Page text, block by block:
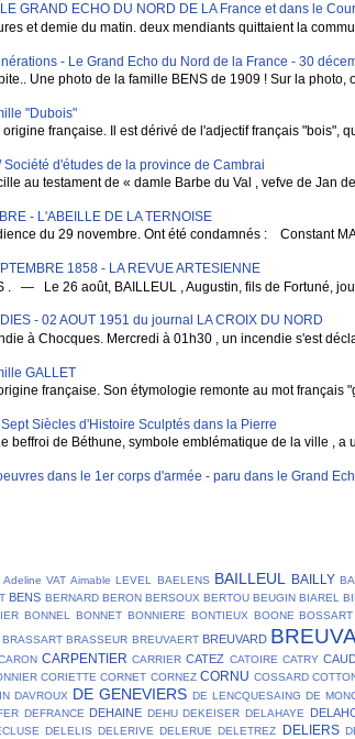
GRAND ECHO DU NORD DE LA France et dans le
et demie du matin. deux mendiants quittaient la
- Le Grand Echo du Nord de la France - 30
Une photo de la famille BENS de 1909 ! Sur la photo,
"Dubois"
française. Il est dérivé de l'adjectif français "bois",
d'études de la province de Cambrai
au testament de « damle Barbe du Val , vefve de Jan
- L'ABEILLE DE LA TERNOISE
du 29 novembre. Ont été condamnés : Constant
1858 - LA REVUE ARTESIENNE
— Le 26 août, BAILLEUL , Augustin, fils de Fortuné,
- 02 AOUT 1951 du journal LA CROIX DU NORD
à Chocques. Mercredi à 01h30 , un incendie s'est
GALLET
française. Son étymologie remonte au mot français
Siècles d'Histoire Sculptés dans la Pierre
de Béthune, symbole emblématique de la ville , a
dans le 1er corps d'armée - paru dans le Grand
Adeline VAT Aimable LEVEL BAELENS BAILLEUL BAILLY
BENS BERNARD BERON BERSOUX BERTOU BEUGIN BIAREL
BONNEL BONNET BONNIERE BONTIEUX BOONE BOSSART
BRASSART BRASSEUR BREUVAERT BREUVARD
CARPENTIER CARRIER CATEZ CATOIRE CATRY
CORIETTE CORNET CORNEZ CORNU COSSARD
DAVROUX DE GENEVIERS DE LENCQUESAING DE
DEFRANCE DEHAINE DEHU DEKEISER DELAHAYE
DELELIS DELERIVE DELERUE DELETREZ DELIERS